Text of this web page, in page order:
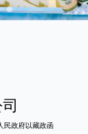
民政府以藏政函